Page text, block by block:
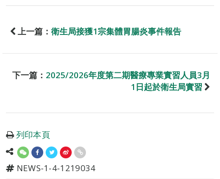
上一篇： 衛生局接獲1宗集體胃腸炎事件報告
下一篇： 2025/2026年度第二期醫療專業實習人員3月
1日起於衛生局實習
列印本頁
NEWS-1-4-1219034